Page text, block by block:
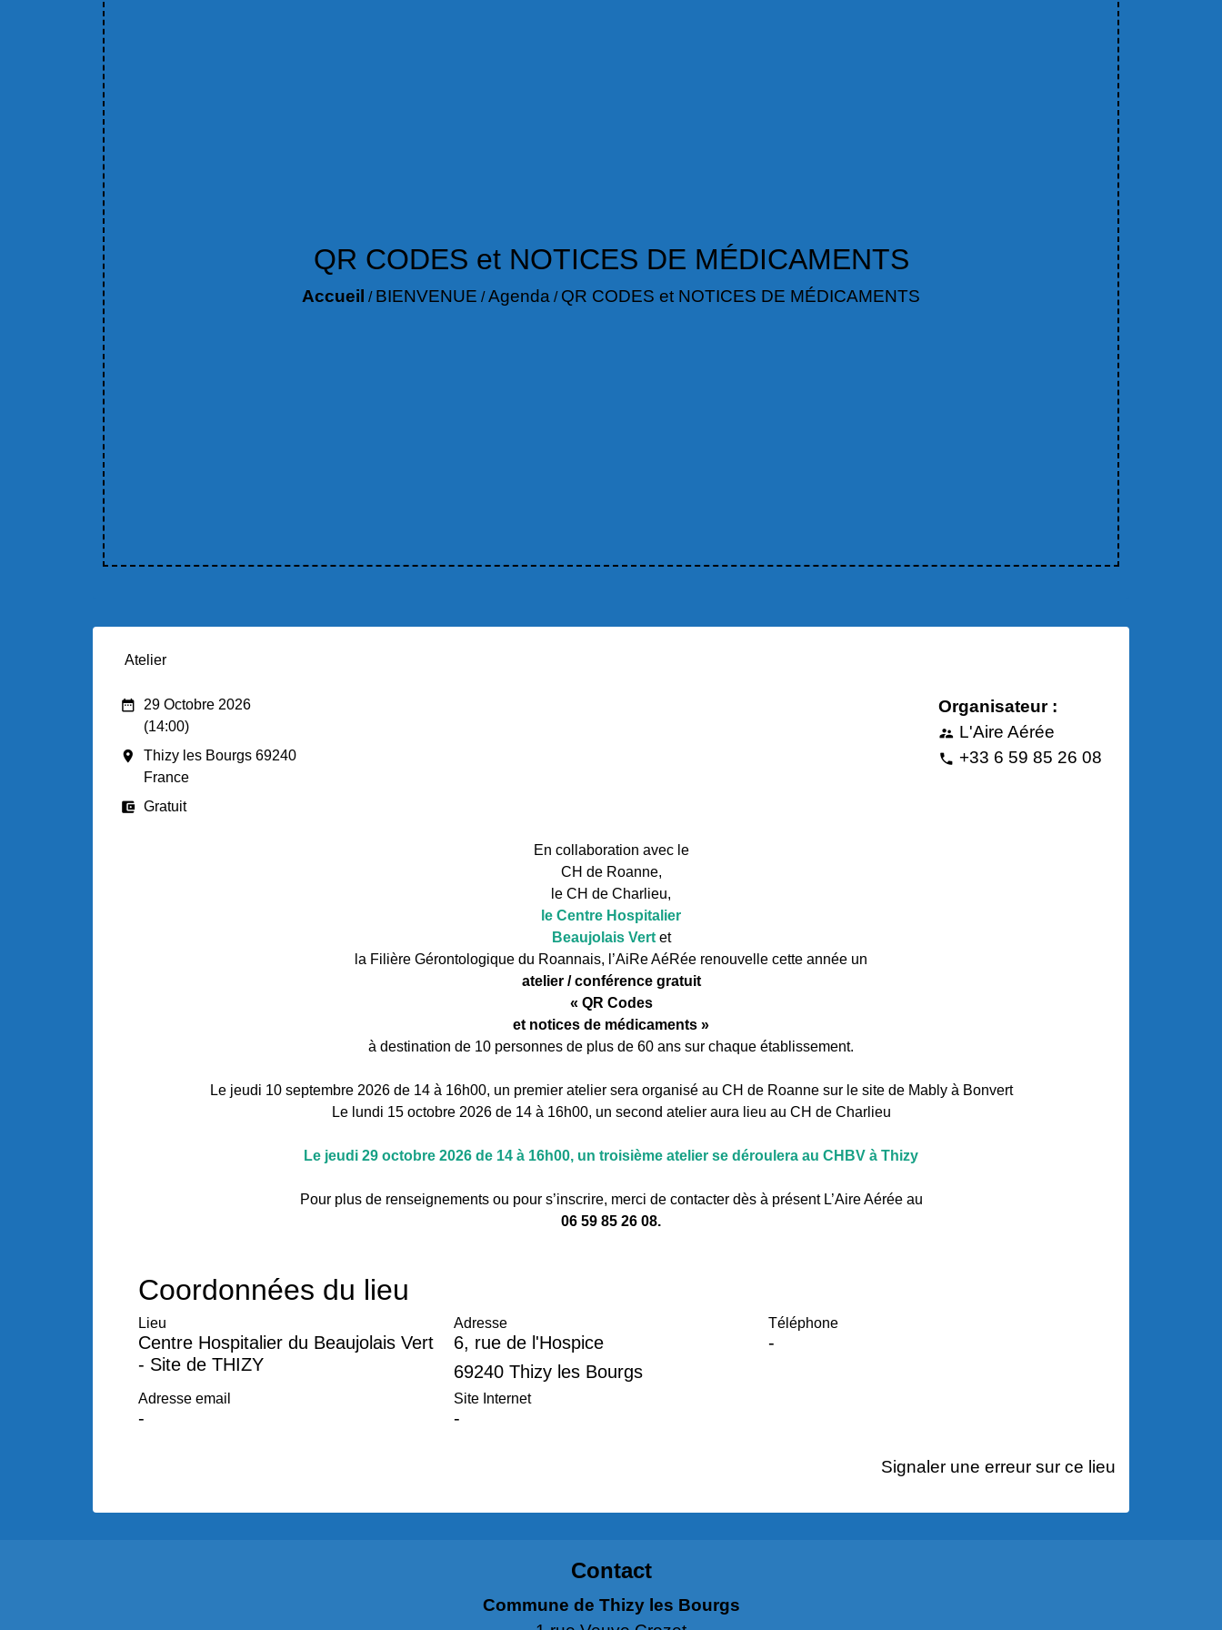
QR CODES et NOTICES DE MÉDICAMENTS
Accueil / BIENVENUE /Agenda / QR CODES et NOTICES DE MÉDICAMENTS
Atelier
date_range
29 Octobre 2026
(14:00)
room
Thizy les Bourgs 69240
France
account_balance_wallet Gratuit
Organisateur :
supervisor_account L'Aire Aérée
phone +33 6 59 85 26 08
En collaboration avec le
CH de Roanne,
le CH de Charlieu,
le Centre Hospitalier
Beaujolais Vert et
la Filière Gérontologique du Roannais, l’AiRe AéRée renouvelle cette année un
atelier / conférence gratuit
« QR Codes
et notices de médicaments »
à destination de 10 personnes de plus de 60 ans sur chaque établissement.
Le jeudi 10 septembre 2026 de 14 à 16h00, un premier atelier sera organisé au CH de Roanne sur le site de Mably à Bonvert
Le lundi 15 octobre 2026 de 14 à 16h00, un second atelier aura lieu au CH de Charlieu
Le jeudi 29 octobre 2026 de 14 à 16h00, un troisième atelier se déroulera au CHBV à Thizy
Pour plus de renseignements ou pour s’inscrire, merci de contacter dès à présent L’Aire Aérée au
06 59 85 26 08.
Coordonnées du lieu
Lieu
Centre Hospitalier du Beaujolais Vert
- Site de THIZY
Adresse
6, rue de l'Hospice
69240 Thizy les Bourgs
Téléphone
-
Adresse email
-
Site Internet
-
Signaler une erreur sur ce lieu
Contact
Commune de Thizy les Bourgs